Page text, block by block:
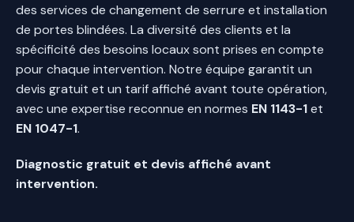
des services de changement de serrure et installation
de portes blindées. La diversité des clients et la
spécificité des besoins locaux sont prises en compte
pour chaque intervention. Notre équipe garantit un
devis gratuit et un tarif affiché avant toute opération,
avec une expertise reconnue en normes EN 1143-1et
EN 1047-1.
Diagnostic gratuit et devis affiché avant
intervention.